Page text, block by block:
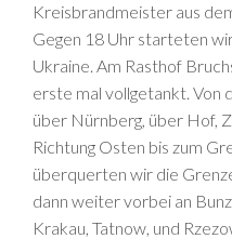
Kreisbrandmeister aus
Gegen 18 Uhr starteten
Ukraine. Am Rasthof
erste mal vollgetankt. Von
über Nürnberg, über Hof,
Richtung Osten bis zum
überquerten wir die
dann weiter vorbei an
Krakau, Tatnow, und